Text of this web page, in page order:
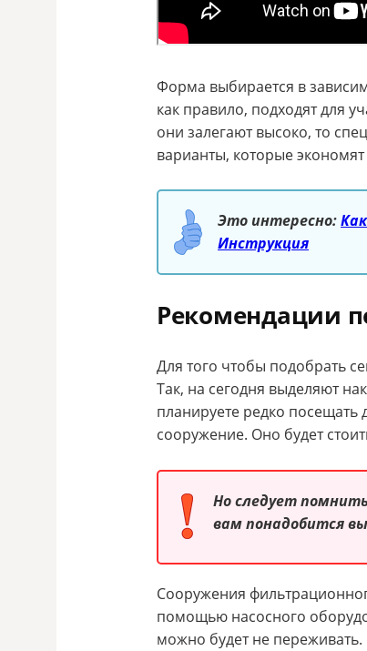
Форма выбирается в
как правило, подходят для
они залегают высоко, то
варианты, которые экономят
Это интересно:
Инструкция
Рекомендации
Для того чтобы подобрать
Так, на сегодня выделяют
планируете редко посещать
сооружение. Оно будет
Но следует
вам понадобится
Сооружения
помощью насосного
можно будет не